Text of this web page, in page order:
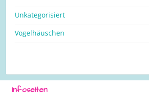
Unkategorisiert
Vogelhäuschen
Infoseiten